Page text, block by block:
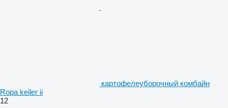
картофелеуборочный комбайн
Ropa keiler ii
12